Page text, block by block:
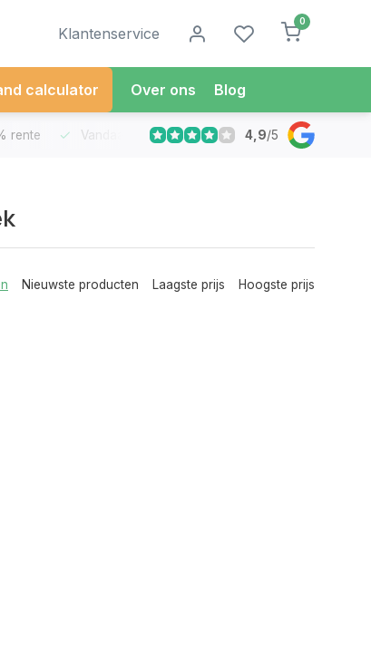
Klantenservice
0
calculator Over ons Blog
rente Vandaag besteldMorgen in Huis*
4,9/5
Nieuwste producten Laagste prijs Hoogste prijs